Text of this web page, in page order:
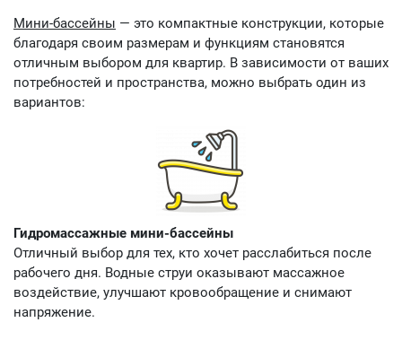
Мини-бассейны — это компактные конструкции, которые
благодаря своим размерам и функциям становятся
отличным выбором для квартир. В зависимости от ваших
потребностей и пространства, можно выбрать один из
вариантов:
Гидромассажные мини-бассейны
Отличный выбор для тех, кто хочет расслабиться после
рабочего дня. Водные струи оказывают массажное
воздействие, улучшают кровообращение и снимают
напряжение.